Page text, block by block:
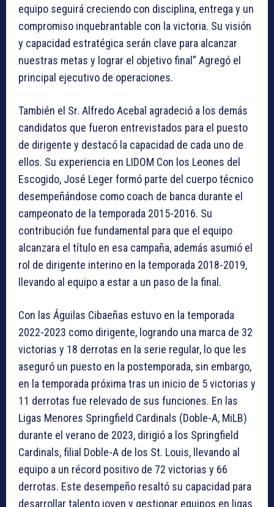
equipo seguirá creciendo con disciplina, entrega y un
compromiso inquebrantable con la victoria. Su visión
y capacidad estratégica serán clave para alcanzar
nuestras metas y lograr el objetivo final” Agregó el
principal ejecutivo de operaciones.
También el Sr. Alfredo Acebal agradeció a los demás
candidatos que fueron entrevistados para el puesto
de dirigente y destacó la capacidad de cada uno de
ellos. Su experiencia en LIDOM Con los Leones del
Escogido, José Leger formó parte del cuerpo técnico
desempeñándose como coach de banca durante el
campeonato de la temporada 2015-2016. Su
contribución fue fundamental para que el equipo
alcanzara el título en esa campaña, además asumió el
rol de dirigente interino en la temporada 2018-2019,
llevando al equipo a estar a un paso de la final.
Con las Águilas Cibaeñas estuvo en la temporada
2022-2023 como dirigente, logrando una marca de 32
victorias y 18 derrotas en la serie regular, lo que les
aseguró un puesto en la postemporada, sin embargo,
en la temporada próxima tras un inicio de 5 victorias y
11 derrotas fue relevado de sus funciones. En las
Ligas Menores Springfield Cardinals (Doble-A, MiLB)
durante el verano de 2023, dirigió a los Springfield
Cardinals, filial Doble-A de los St. Louis, llevando al
equipo a un récord positivo de 72 victorias y 66
derrotas. Este desempeño resaltó su capacidad para
desarrollar talento joven y gestionar equipos en ligas